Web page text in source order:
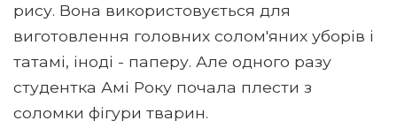
рису. Вона використовується для
виготовлення головних солом'яних уборів і
татамі, іноді - паперу. Але одного разу
студентка Амі Року почала плести з
соломки фігури тварин.